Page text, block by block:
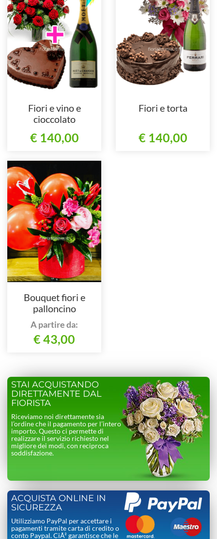
Fiori e vino e
cioccolato
€ 140,00
Fiori e torta
€ 140,00
Bouquet fiori e
palloncino
A partire da:
€ 43,00
STAI ACQUISTANDO
DIRETTAMENTE DAL
FIORISTA
Riceviamo noi direttamente sia
l’ordine che il pagamento per l’intero
importo. Questo ci permette di
realizzare il servizio richiesto nel
migliore dei modi, con reciproca
soddisfazione.
ACQUISTA ONLINE IN
SICUREZZA
Utilizziamo PayPal per accettare i
pagamenti tramite carta di credito o
conto Paypal. CiÃ² garantisce che le